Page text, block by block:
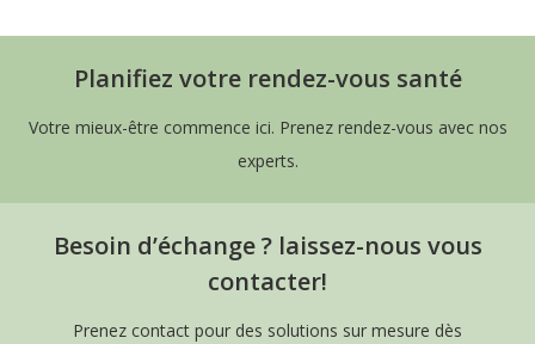
Planifiez votre rendez-vous santé
Votre mieux-être commence ici. Prenez rendez-vous avec nos
experts.
Besoin d’échange ? laissez-nous vous
contacter!
Prenez contact pour des solutions sur mesure dès